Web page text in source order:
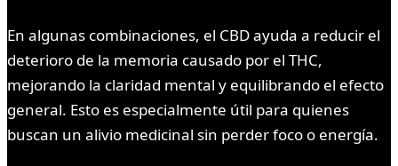
En algunas combinaciones, el CBD ayuda a reducir el
deterioro de la memoria causado por el THC,
mejorando la claridad mental y equilibrando el efecto
general. Esto es especialmente útil para quienes
buscan un alivio medicinal sin perder foco o energía.